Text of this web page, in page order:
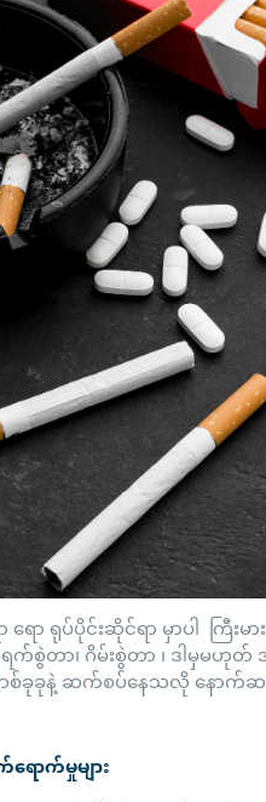
ရုပ်ပိုင်းဆိုင်ရာ မှာပါ ကြီးမ
က်စွဲတာ၊ ဂိမ်းစွဲတာ ၊ ဒါမှမ
ခုခုနဲ့ ဆက်စပ်နေသလို နောက်ဆ
ောက်မှုများ